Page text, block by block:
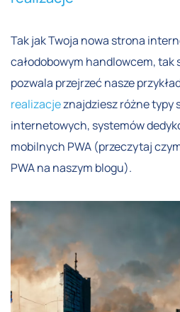
Tak jak Twoja nowa strona
całodobowym handlowcem, tak
pozwala przejrzeć nasze
realizacjeznajdziesz różne typy
internetowych, systemów
mobilnych PWA (przeczytaj
PWA na naszym blogu).